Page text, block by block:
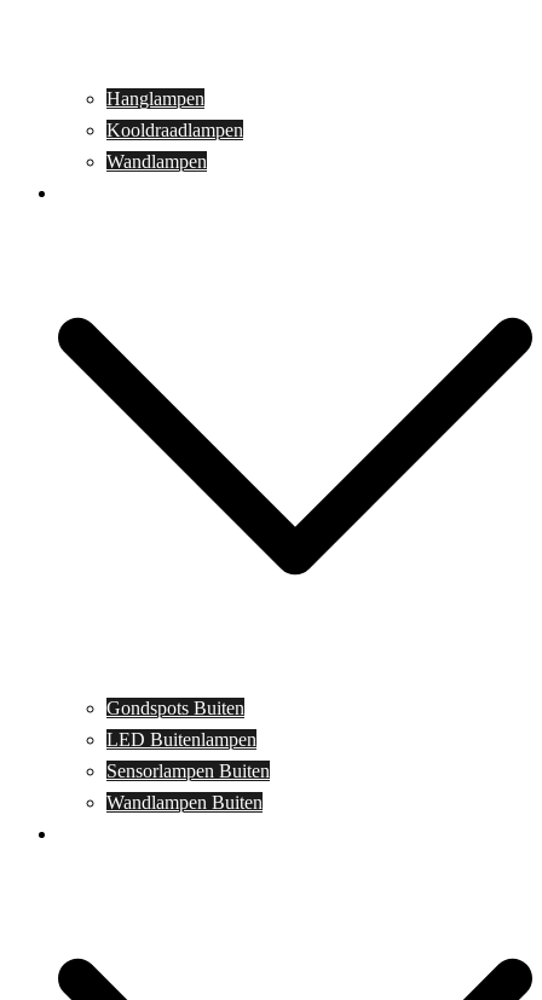
Hanglampen
Kooldraadlampen
Wandlampen
Gondspots Buiten
LED Buitenlampen
Sensorlampen Buiten
Wandlampen Buiten